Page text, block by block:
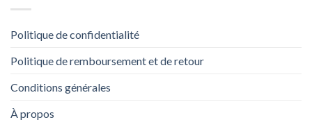
Politique de confidentialité
Politique de remboursement et de retour
Conditions générales
À propos